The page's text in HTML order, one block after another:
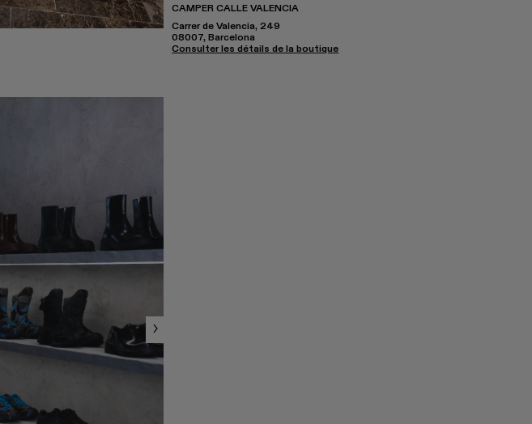
CAMPER CALLE VALENCIA
Carrer de Valencia, 249
08007, Barcelona
Consulter les détails de la boutique